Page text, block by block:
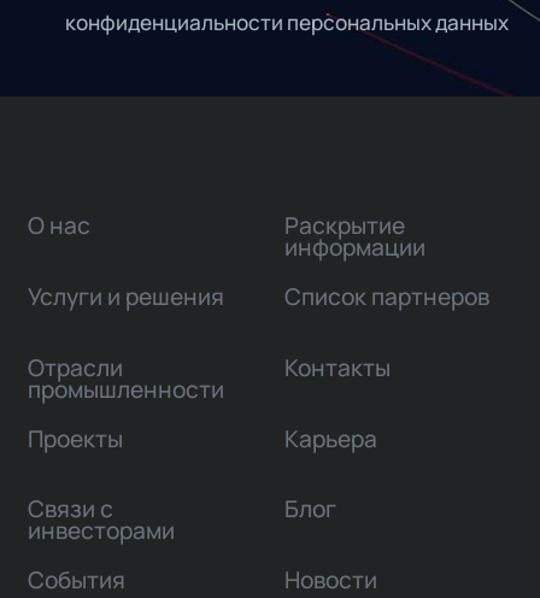
конфиденциальности персональных данных
О нас
Услуги и решения
Отрасли
промышленности
Проекты
Связи с
инвесторами
Раскрытие
информации
Список партнеров
Контакты
Карьера
Блог
События Новости